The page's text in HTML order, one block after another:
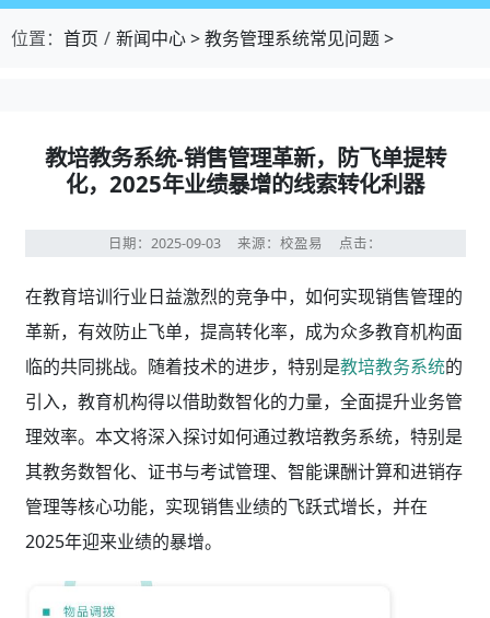
位置： 首页 新闻中心>教务管理系统常见问题>
教培教务系统-销售管理革新，防飞单提转
化，2025年业绩暴增的线索转化利器
日期：2025-09-03 来源：校盈易 点击：
在教育培训行业日益激烈的竞争中，如何实现销售管理的
革新，有效防止飞单，提高转化率，成为众多教育机构面
临的共同挑战。随着技术的进步，特别是教培教务系统的
引入，教育机构得以借助数智化的力量，全面提升业务管
理效率。本文将深入探讨如何通过教培教务系统，特别是
其教务数智化、证书与考试管理、智能课酬计算和进销存
管理等核心功能，实现销售业绩的飞跃式增长，并在
2025年迎来业绩的暴增。